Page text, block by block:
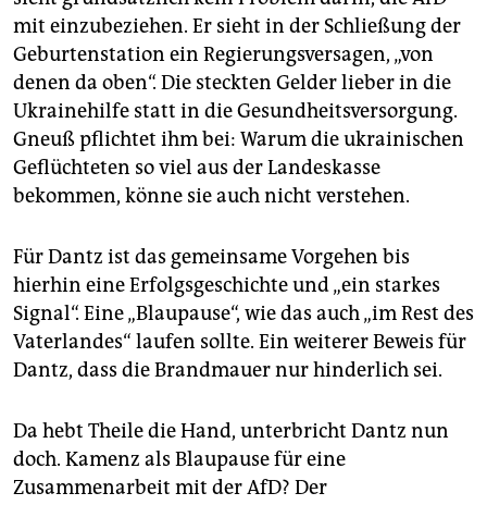
mit einzubeziehen. Er sieht in der Schließung der
Geburtenstation ein Regierungsversagen, „von
denen da oben“. Die steckten Gelder lieber in die
Ukrainehilfe statt in die Gesundheitsversorgung.
Gneuß pflichtet ihm bei: Warum die ukrainischen
Geflüchteten so viel aus der Landeskasse
bekommen, könne sie auch nicht verstehen.
Für Dantz ist das gemeinsame Vorgehen bis
hierhin eine Erfolgsgeschichte und „ein starkes
Signal“. Eine „Blaupause“, wie das auch „im Rest des
Vaterlandes“ laufen sollte. Ein weiterer Beweis für
Dantz, dass die Brandmauer nur hinderlich sei.
Da hebt Theile die Hand, unterbricht Dantz nun
doch. Kamenz als Blaupause für eine
Zusammenarbeit mit der AfD? Der